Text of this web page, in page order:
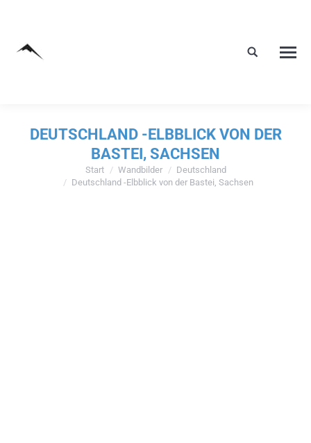
DEUTSCHLAND -ELBBLICK VON DER
BASTEI, SACHSEN
Sie befinden sich hier:
Start Wandbilder
Deutschland
Deutschland -Elbblick von der Bastei, Sachsen